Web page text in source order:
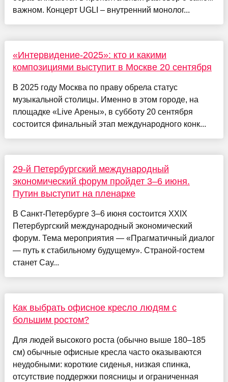
важном. Концерт UGLI – внутренний монолог...
«Интервидение-2025»: кто и какими
композициями выступит в Москве 20 сентября
В 2025 году Москва по праву обрела статус
музыкальной столицы. Именно в этом городе, на
площадке «Live Арены», в субботу 20 сентября
состоится финальный этап международного конк...
29-й Петербургский международный
экономический форум пройдет 3–6 июня.
Путин выступит на пленарке
В Санкт-Петербурге 3–6 июня состоится XXIX
Петербургский международный экономический
форум. Тема мероприятия — «Прагматичный диалог
— путь к стабильному будущему». Страной-гостем
станет Сау...
Как выбрать офисное кресло людям с
большим ростом?
Для людей высокого роста (обычно выше 180–185
см) обычные офисные кресла часто оказываются
неудобными: короткие сиденья, низкая спинка,
отсутствие поддержки поясницы и ограниченная